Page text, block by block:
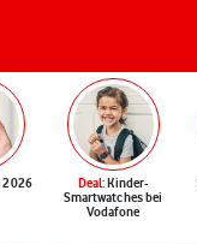
2026 Deal: Kinder-
Smartwatches bei
Vodafone